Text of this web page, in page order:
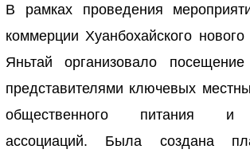
В рамках проведения
коммерции Хуанбохайского
Яньтай организовало посещение
представителями ключевых
общественного питания и
ассоциаций. Была создана